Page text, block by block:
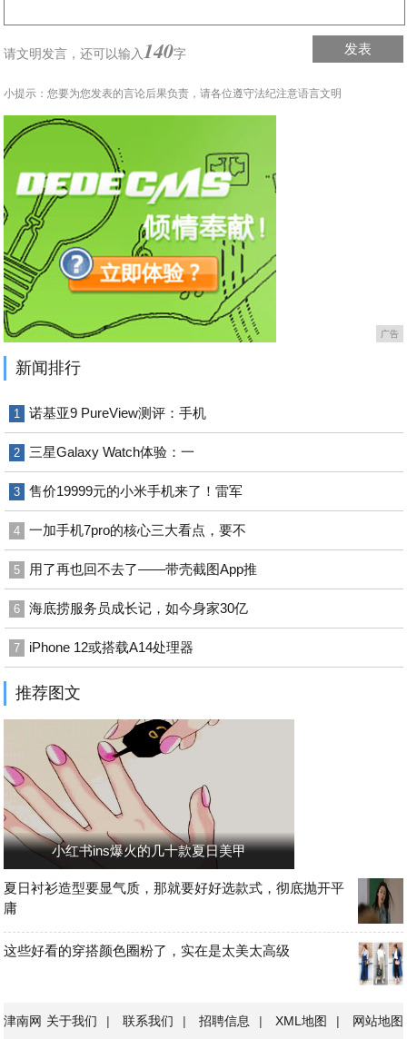
请文明发言，还可以输入 140字 发表
小提示：您要为您发表的言论后果负责，请各位遵守法纪注意语言文明
广告
新闻排行
1 诺基亚9 PureView测评：手机
2 三星Galaxy Watch体验：一
3 售价19999元的小米手机来了！雷军
4 一加手机7pro的核心三大看点，要不
5 用了再也回不去了——带壳截图App推
6 海底捞服务员成长记，如今身家30亿
7 iPhone 12或搭载A14处理器
推荐图文
小红书ins爆火的几十款夏日美甲
夏日衬衫造型要显气质，那就要好好选款式，彻底抛开平
庸
这些好看的穿搭颜色圈粉了，实在是太美太高级
津南网 关于我们 | 联系我们 | 招聘信息 | XML地图 | 网站地图